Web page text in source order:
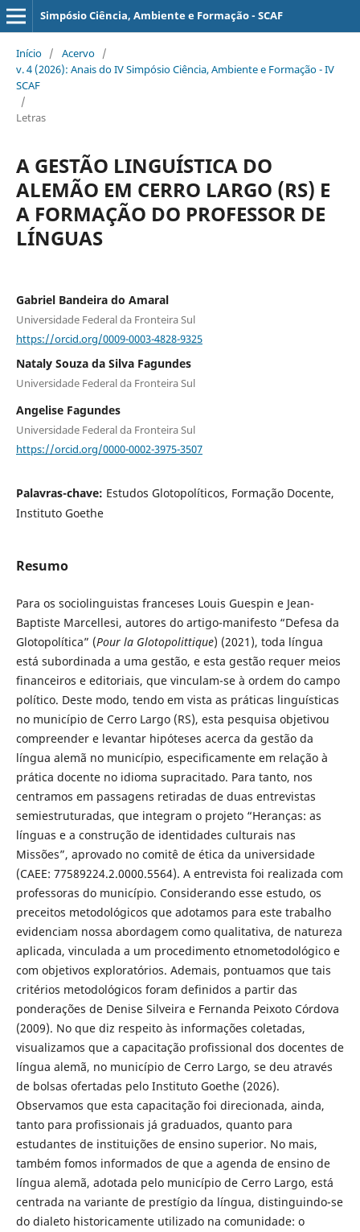
Simpósio Ciência, Ambiente e Formação - SCAF
Início / Acervo /
v. 4 (2026): Anais do IV Simpósio Ciência, Ambiente e Formação - IV
SCAF
/
Letras
A GESTÃO LINGUÍSTICA DO
ALEMÃO EM CERRO LARGO (RS) E
A FORMAÇÃO DO PROFESSOR DE
LÍNGUAS
Gabriel Bandeira do Amaral
Universidade Federal da Fronteira Sul
https://orcid.org/0009-0003-4828-9325
Nataly Souza da Silva Fagundes
Universidade Federal da Fronteira Sul
Angelise Fagundes
Universidade Federal da Fronteira Sul
https://orcid.org/0000-0002-3975-3507
Palavras-chave: Estudos Glotopolíticos, Formação Docente,
Instituto Goethe
Resumo
Para os sociolinguistas franceses Louis Guespin e Jean-
Baptiste Marcellesi, autores do artigo-manifesto “Defesa da
Glotopolítica” (Pour la Glotopolittique) (2021), toda língua
está subordinada a uma gestão, e esta gestão requer meios
financeiros e editoriais, que vinculam-se à ordem do campo
político. Deste modo, tendo em vista as práticas linguísticas
no município de Cerro Largo (RS), esta pesquisa objetivou
compreender e levantar hipóteses acerca da gestão da
língua alemã no município, especificamente em relação à
prática docente no idioma supracitado. Para tanto, nos
centramos em passagens retiradas de duas entrevistas
semiestruturadas, que integram o projeto “Heranças: as
línguas e a construção de identidades culturais nas
Missões”, aprovado no comitê de ética da universidade
(CAEE: 77589224.2.0000.5564). A entrevista foi realizada com
professoras do município. Considerando esse estudo, os
preceitos metodológicos que adotamos para este trabalho
evidenciam nossa abordagem como qualitativa, de natureza
aplicada, vinculada a um procedimento etnometodológico e
com objetivos exploratórios. Ademais, pontuamos que tais
critérios metodológicos foram definidos a partir das
ponderações de Denise Silveira e Fernanda Peixoto Córdova
(2009). No que diz respeito às informações coletadas,
visualizamos que a capacitação profissional dos docentes de
língua alemã, no município de Cerro Largo, se deu através
de bolsas ofertadas pelo Instituto Goethe (2026).
Observamos que esta capacitação foi direcionada, ainda,
tanto para profissionais já graduados, quanto para
estudantes de instituições de ensino superior. No mais,
também fomos informados de que a agenda de ensino de
língua alemã, adotada pelo município de Cerro Largo, está
centrada na variante de prestígio da língua, distinguindo-se
do dialeto historicamente utilizado na comunidade: o